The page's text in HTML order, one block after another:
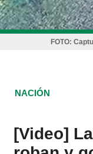
FOTO:
NACIÓN
[Video]